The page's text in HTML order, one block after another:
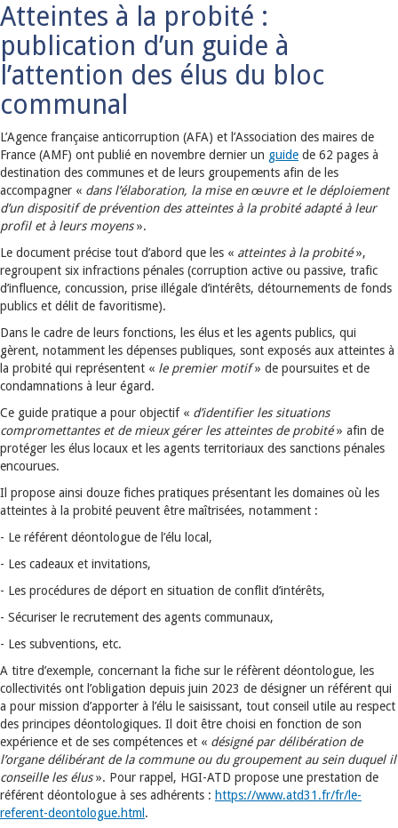
Atteintes à la probité :
publication d’un guide à
l’attention des élus du bloc
communal
L’Agence française anticorruption (AFA) et l’Association des maires de
France (AMF) ont publié en novembre dernier un guide de 62 pages à
destination des communes et de leurs groupements afin de les
accompagner « dans l’élaboration, la mise en œuvre et le déploiement
d’un dispositif de prévention des atteintes à la probité adapté à leur
profil et à leurs moyens».
Le document précise tout d’abord que les « atteintes à la probité»,
regroupent six infractions pénales (corruption active ou passive, trafic
d’influence, concussion, prise illégale d’intérêts, détournements de fonds
publics et délit de favoritisme).
Dans le cadre de leurs fonctions, les élus et les agents publics, qui
gèrent, notamment les dépenses publiques, sont exposés aux atteintes à
la probité qui représentent « le premier motif» de poursuites et de
condamnations à leur égard.
Ce guide pratique a pour objectif « d’identifier les situations
compromettantes et de mieux gérer les atteintes de probité» afin de
protéger les élus locaux et les agents territoriaux des sanctions pénales
encourues.
Il propose ainsi douze fiches pratiques présentant les domaines où les
atteintes à la probité peuvent être maîtrisées, notamment :
- Le référent déontologue de l’élu local,
- Les cadeaux et invitations,
- Les procédures de déport en situation de conflit d’intérêts,
- Sécuriser le recrutement des agents communaux,
- Les subventions, etc.
A titre d’exemple, concernant la fiche sur le réfèrent déontologue, les
collectivités ont l’obligation depuis juin 2023 de désigner un référent qui
a pour mission d’apporter à l’élu le saisissant, tout conseil utile au respect
des principes déontologiques. Il doit être choisi en fonction de son
expérience et de ses compétences et « désigné par délibération de
l’organe délibérant de la commune ou du groupement au sein duquel il
conseille les élus». Pour rappel, HGI-ATD propose une prestation de
référent déontologue à ses adhérents : https://www.atd31.fr/fr/le-
referent-deontologue.html .